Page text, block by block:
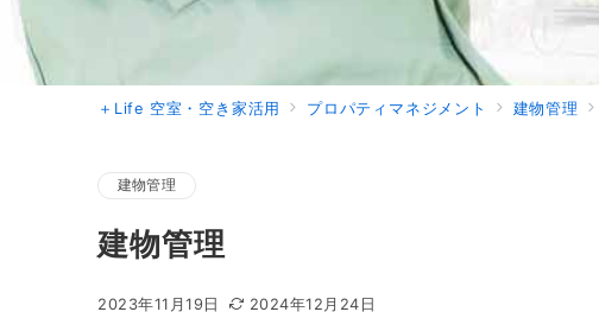
＋Life 空室・空き家活用 プロパティマネジメント 建物管理
建物管理
建物管理
2023年11月19日 2024年12月24日